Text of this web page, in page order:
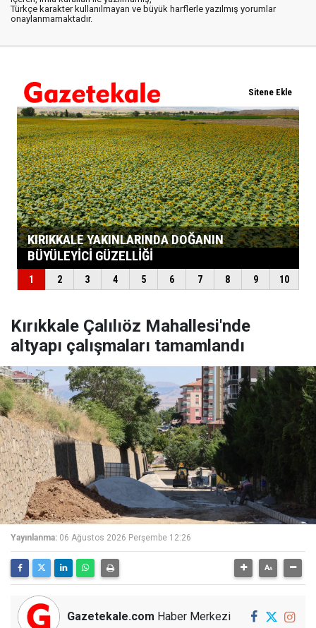
Türkçe karakter kullanılmayan ve büyük harflerle yazılmış yorumlar
onaylanmamaktadır.
Kırıkkale Çalılıöz Mahallesi'nde
altyapı çalışmaları tamamlandı
Yayınlanma: 06 Ağustos 2026 Perşembe 12:26
Gazetekale.com Haber Merkezi